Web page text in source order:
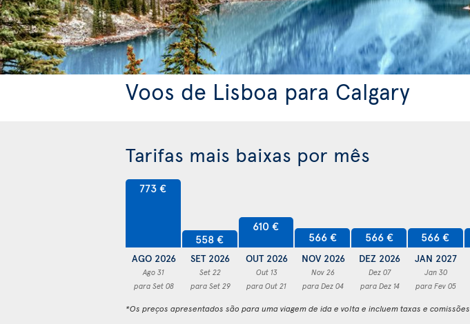
Voos de Lisboa para Calgary
Tarifas mais baixas por mês
773 €
AGO 2026
Ago 31
para Set 08
558 €
SET 2026
Set 22
para Set 29
610 €
OUT 2026
Out 13
para Out 21
566 €
NOV 2026
Nov 26
para Dez 04
566 €
DEZ 2026
Dez 07
para Dez 14
566 €
JAN 2027
Jan 30
para Fev 05
*Os preços apresentados são para uma viagem de ida e volta e incluem taxas e comissões